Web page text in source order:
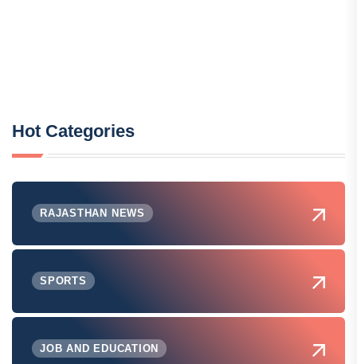
Hot Categories
RAJASTHAN NEWS
SPORTS
JOB AND EDUCATION